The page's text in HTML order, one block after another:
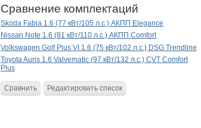
Сравнение комплектаций
Skoda Fabia 1.6 (77 кВт/105 л.с.) АКПП Elegance
Nissan Note 1.6 (81 кВт/110 л.с.) АКПП Comfort
Volkswagen Golf Plus VI 1.6 (75 кВт/102 л.с.) DSG Trendline
Toyota Auris 1.6 Valvematic (97 кВт/132 л.с.) CVT Comfort
Plus
Сравнить Редактировать список